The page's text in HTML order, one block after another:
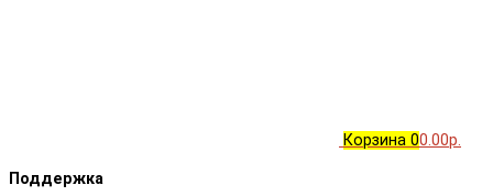
Корзина 00.00р.
Поддержка